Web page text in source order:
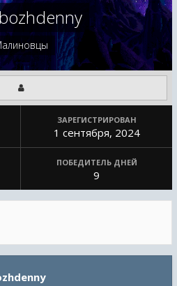
ЗАРЕГИСТРИРОВАН
1 сентября, 2024
ПОБЕДИТЕЛЬ ДНЕЙ
9